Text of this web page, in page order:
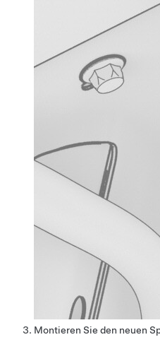
Montieren Sie den neuen